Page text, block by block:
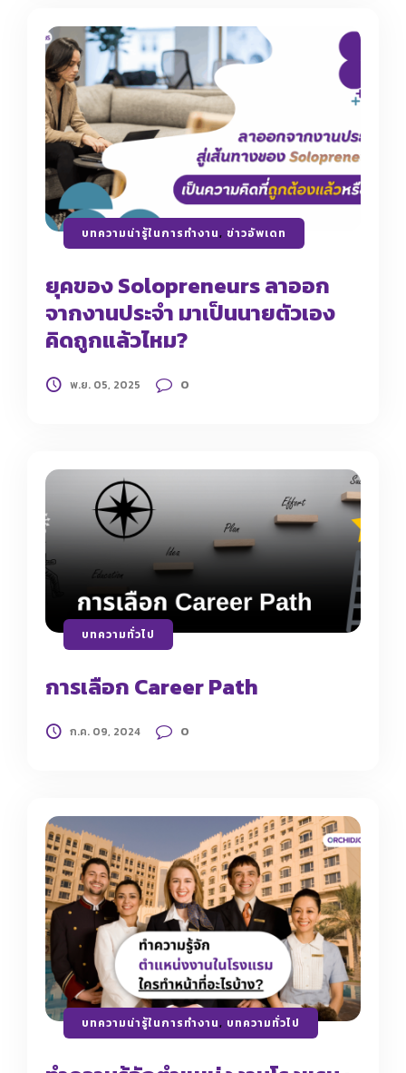
บทความน่ารู้ในการทำงาน, ข่าวอัพเดท
ยุคของ Solopreneurs ลาออก
จากงานประจำ มาเป็นนายตัวเอง
คิดถูกแล้วไหม?
พ.ย. 05, 2025 0
บทความทั่วไป
การเลือก Career Path
ก.ค. 09, 2024 0
บทความน่ารู้ในการทำงาน, บทความทั่วไป